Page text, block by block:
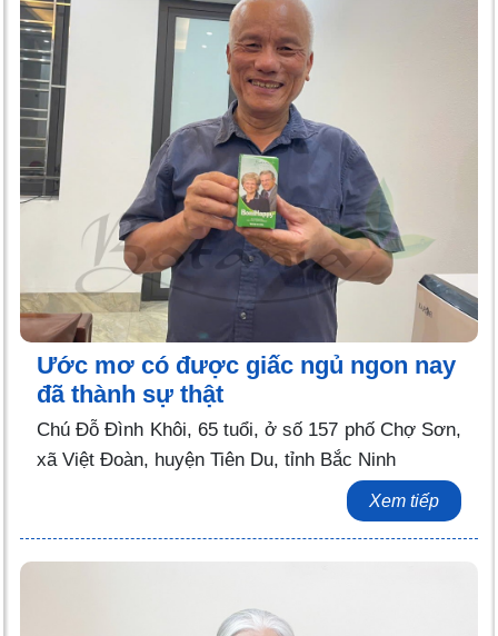
Ước mơ có được giấc ngủ ngon nay
đã thành sự thật
Chú Đỗ Đình Khôi, 65 tuổi, ở số 157 phố Chợ Sơn,
xã Việt Đoàn, huyện Tiên Du, tỉnh Bắc Ninh
Xem tiếp